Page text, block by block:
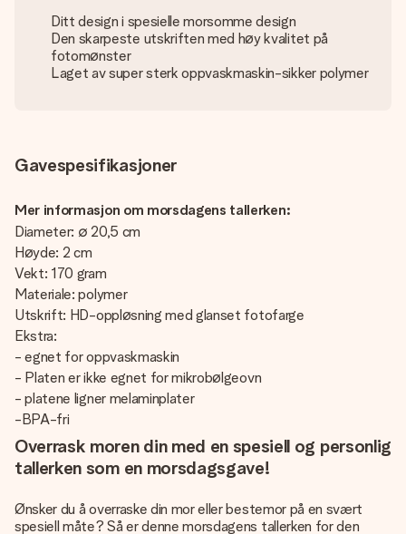
Ditt design i spesielle morsomme design
Den skarpeste utskriften med høy kvalitet på
fotomønster
Laget av super sterk oppvaskmaskin-sikker polymer
Gavespesifikasjoner
Mer informasjon om morsdagens tallerken:
Diameter: ∅ 20,5 cm
Høyde: 2 cm
Vekt: 170 gram
Materiale: polymer
Utskrift: HD-oppløsning med glanset fotofarge
Ekstra:
- egnet for oppvaskmaskin
- Platen er ikke egnet for mikrobølgeovn
- platene ligner melaminplater
-BPA-fri
Overrask moren din med en spesiell og personlig
tallerken som en morsdagsgave!
Ønsker du å overraske din mor eller bestemor på en svært
spesiell måte? Så er denne morsdagens tallerken for den